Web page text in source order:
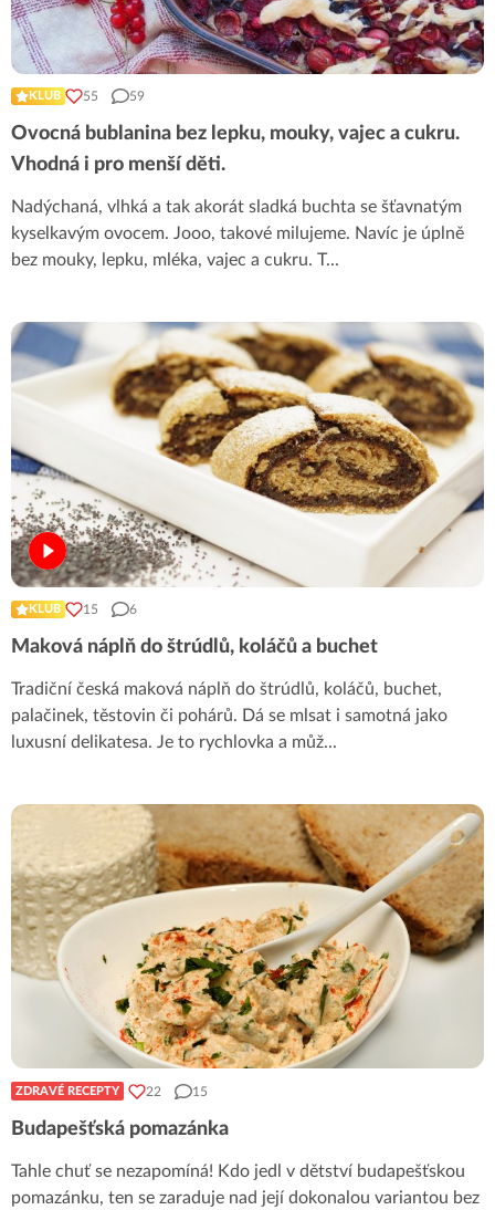
KLUB 55 59
Ovocná bublanina bez lepku, mouky, vajec a cukru.
Vhodná i pro menší děti.
Nadýchaná, vlhká a tak akorát sladká buchta se šťavnatým
kyselkavým ovocem. Jooo, takové milujeme. Navíc je úplně
bez mouky, lepku, mléka, vajec a cukru. T...
KLUB 15 6
Maková náplň do štrúdlů, koláčů a buchet
Tradiční česká maková náplň do štrúdlů, koláčů, buchet,
palačinek, těstovin či pohárů. Dá se mlsat i samotná jako
luxusní delikatesa. Je to rychlovka a můž...
ZDRAVÉ RECEPTY 22 15
Budapešťská pomazánka
Tahle chuť se nezapomíná! Kdo jedl v dětství budapešťskou
pomazánku, ten se zaraduje nad její dokonalou variantou bez